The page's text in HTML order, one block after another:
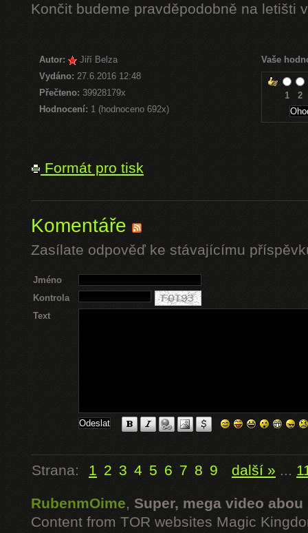
Končit budeme pravděpodobně na letišti
Autor:
Jiří Belza
Vydáno: 27.6.2016 12:48
Přečteno:39928179x
Hodnocení: 1 (hodnoceno 692x)
Vaše
1 2
Formát pro tisk
Komentáře
Zasílate odpověď ke stávajícímu
Jméno
Kontrola
Text
Strana: 1 2 3 4 5 6 7 8 9 další » ...
RubenmOime, Super, mega video abou
Content from TOR websites Magic